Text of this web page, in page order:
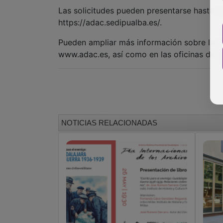
Las solicitudes pueden presentarse hasta
https://adac.sedipualba.es/.
Pueden ampliar más información sobre la
www.adac.es, así como en las oficinas de
NOTICIAS RELACIONADAS